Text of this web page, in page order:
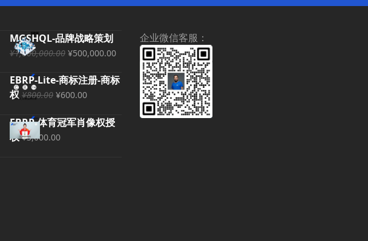
MGSHQL-品牌战略策划
¥1,000,000.00 原
为：
¥1,000,000.00。
¥500,000.00当
价
EBRP-Lite-商标注册-商标
权 ¥800.00 原
为：
¥800.00。
¥600.00当
价
EBRP-体育冠军肖像权授
权 ¥3,000.00
企业微信客服：